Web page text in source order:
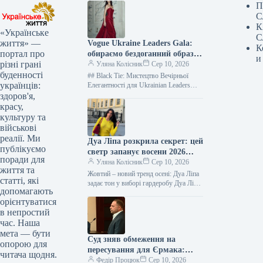
«Українське
життя» —
портал про
різні грані
буденності
українців:
здоров'я,
красу,
культуру та
військові
реалії. Ми
публікуємо
поради для
життя та
статті, які
допомагають
орієнтуватися
в непростий
час. Наша
мета — бути
опорою для
читача щодня.
Vogue Ukraine Leaders Gala:
обираємо бездоганний образ
для зіркової події серпня
Уляна Колісник
Сер 10, 2026
## Black Tie: Мистецтво Вечірньої
Елегантності для Ukrainian Leaders
а вишукана філософія…
Дуа Ліпа розкрила секрет: цей
светр запанує восени 2026
рокуУляна Колісник
Сер 10, 2026
Жовтий – новий тренд осені: Дуа Ліпа
задає тон у виборі гардеробу Дуа Ліпа
обов’язково…
Суд зняв обмеження на
пересування для Єрмака:
дозволено подорожувати
Федір Процюк Сер 10, 2026
и